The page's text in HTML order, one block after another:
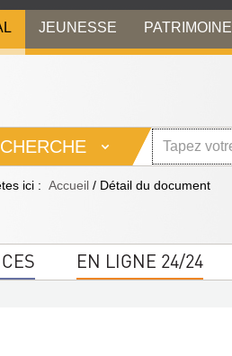
JEUNESSE PATRIMOINE
ici : Accueil / Détail du document
EN LIGNE 24/24